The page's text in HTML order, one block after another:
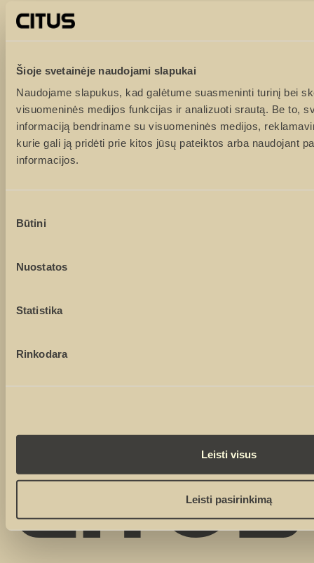
Šioje svetainėje naudojami slapukai
Naudojame slapukus, kad galėtume suasmeninti turinį bei
visuomeninės medijos funkcijas ir analizuoti srautą. Be to,
informaciją bendriname su visuomeninės medijos,
kurie gali ją pridėti prie kitos jūsų pateiktos arba naudojant
informacijos.
pasirinkimas
Būtini
Nuostatos
Statistika
Rinkodara
Leisti visus
Leisti pasirinkimą
El. paštas
Sutinku su